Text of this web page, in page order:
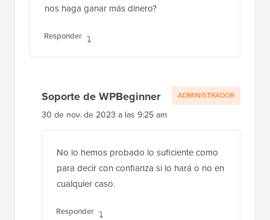
nos haga ganar más dinero?
Responder
Soporte de WPBeginner
30 de nov. de 2023 a las 9:25 am
No lo hemos probado lo suficiente como
para decir con confianza si lo hará o no en
cualquier caso.
Responder
ADMINISTRADOR